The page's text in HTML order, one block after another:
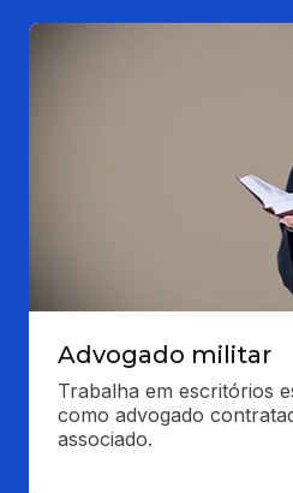
Advogado militar
Trabalha em escritórios
como advogado
associado.